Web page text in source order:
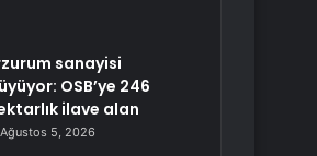
sanayisi
OSB’ye 246
ilave alan
Ağustos 5, 2026